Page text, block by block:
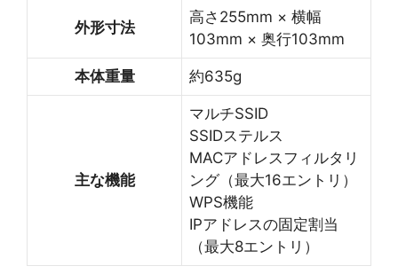
外形寸法
高さ255mm × 横幅
103mm × 奥行103mm
本体重量 約635g
主な機能
マルチSSID
SSIDステルス
MACアドレスフィルタリ
ング（最大16エントリ）
WPS機能
IPアドレスの固定割当
（最大8エントリ）